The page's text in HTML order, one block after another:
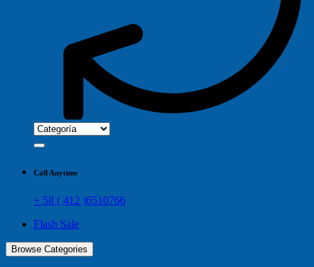
Call Anytime
+ 58 ( 412 )6510766
Flash Sale
Browse Categories